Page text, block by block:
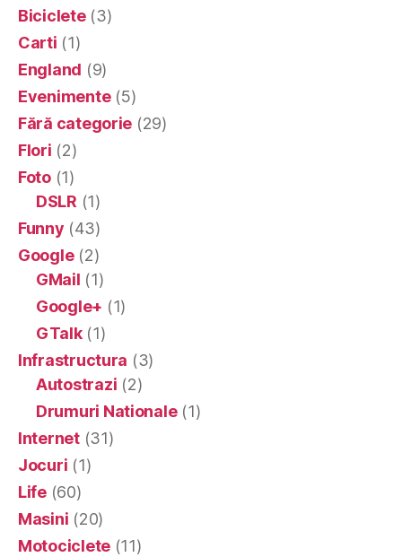
Biciclete(3)
Carti (1)
England (9)
Evenimente(5)
Fără categorie (29)
Flori (2)
Foto(1)
DSLR (1)
Funny (43)
Google(2)
GMail (1)
Google+ (1)
GTalk(1)
Infrastructura (3)
Autostrazi (2)
Drumuri Nationale(1)
Internet(31)
Jocuri (1)
Life(60)
Masini (20)
Motociclete (11)